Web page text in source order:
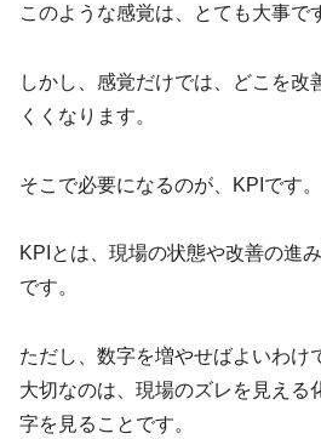
このような感覚は、とても大事で
しかし、感覚だけでは、どこを改
くくなります。
そこで必要になるのが、KPIです。
KPIとは、現場の状態や改善の進
です。
ただし、数字を増やせばよいわけ
大切なのは、現場のズレを見える
字を見ることです。